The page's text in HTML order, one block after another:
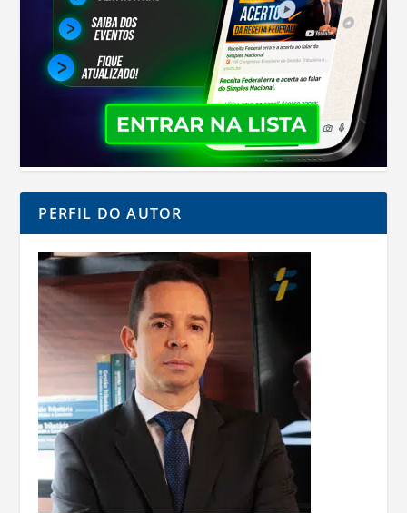
PERFIL DO AUTOR